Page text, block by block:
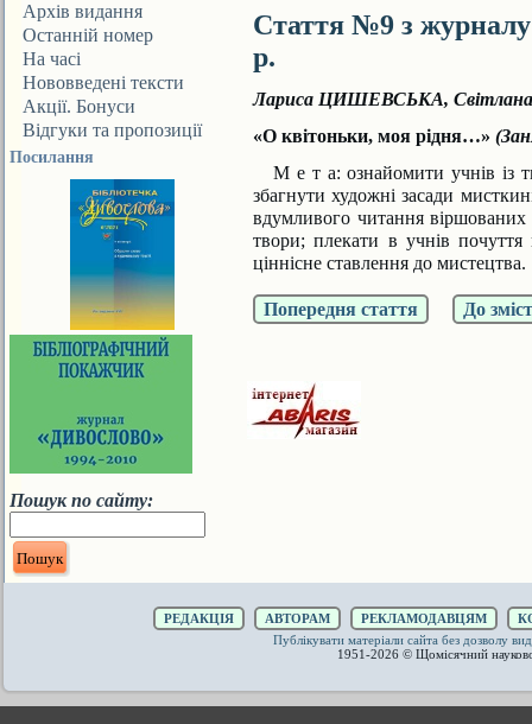
ДИВОСЛОВА
Архів видання
Останній номер
На часі
Нововведені тексти
Акції. Бонуси
Відгуки та пропозиції
Посилання
Пошук по сайту:
Стаття №9 з
р.
Лариса ЦИШЕВСЬКА,
«О квітоньки, моя рідня…»
М е т а: ознайомити учнів із
збагнути художні засади
вдумливого читання віршованих
твори; плекати в учнів почуття
ціннісне ставлення до мистецтва.
Попередня стаття До
РЕДАКЦІЯ АВТОРАМ РЕКЛАМОДАВЦЯМ
Публікувати матеріали сайта без дозволу
1951-2026 © Щомісячний